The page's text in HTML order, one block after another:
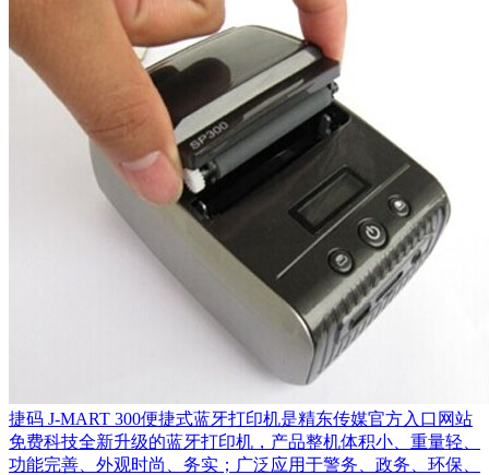
捷码 J-MART 300便捷式蓝牙打印机是精东传媒官方入口网站
免费科技全新升级的蓝牙打印机，产品整机体积小、重量轻、
功能完善、外观时尚、务实；广泛应用于警务、政务、环保、